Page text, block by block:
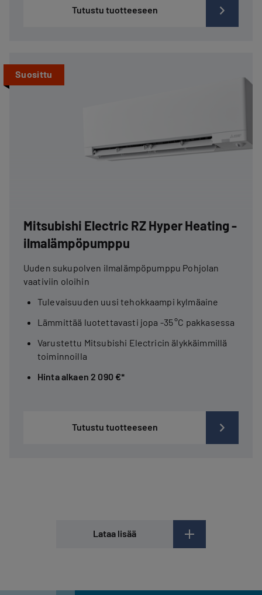
Tutustu tuotteeseen
Suosittu
Mitsubishi Electric RZ Hyper Heating -
ilmalämpöpumppu
Uuden sukupolven ilmalämpöpumppu Pohjolan
vaativiin oloihin
Tulevaisuuden uusi tehokkaampi kylmäaine
Lämmittää luotettavasti jopa -35 °C pakkasessa
Varustettu Mitsubishi Electricin älykkäimmillä
toiminnoilla
Hinta alkaen 2 090 €*
Tutustu tuotteeseen
Lataa lisää